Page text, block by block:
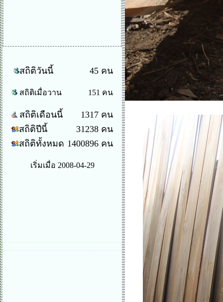
สถิติวันนี้ 45 คน
สถิติเมื่อวาน 151 คน
สถิติเดือนนี้
สถิติปีนี้
สถิติทั้งหมด
1317 คน
31238 คน
1400896 คน
เริ่มเมื่อ 2008-04-29